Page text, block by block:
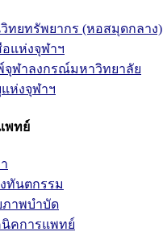
ทยทรัพยากร (หอสมุดกลาง)
แห่งจุฬาฯ
ฬาลงกรณ์มหาวิทยาลัย
ห่งจุฬาฯ
พทย์
ทันตกรรม
าพบำบัด
คการแพทย์